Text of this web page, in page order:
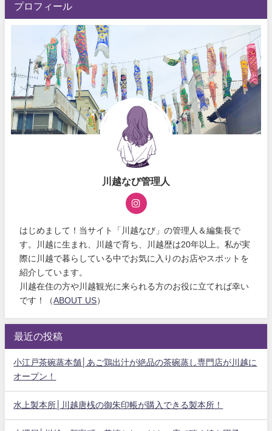
プロフィール
川越なび管理人
はじめまして！当サイト「川越なび」の管理人＆編集長で
す。川越に生まれ、川越で育ち、川越歴は20年以上。私が実
際に川越で暮らしている中でお気に入りのお店やスポットを
紹介しています。
川越在住の方や川越観光に来られる方のお役に立てれば幸い
です！（ ABOUT US）
最近の投稿
小江戸茶碗蒸本舗│あご鶏出汁が絶品の茶碗蒸し専門店が川越に
オープン！
水上製本所│川越唐桟の御朱印帳が購入できる製本所！